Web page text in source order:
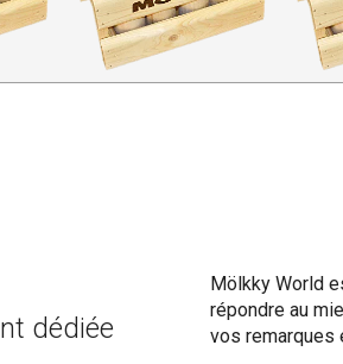
dédiée
Mölkky World
répondre au
vos remarques